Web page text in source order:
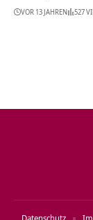
VOR 13 JAHREN 527